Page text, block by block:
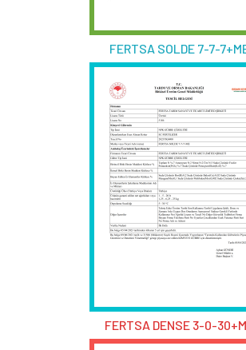
FERTSA SOLDE 7-7-
FERTSA DENSE 3-0-